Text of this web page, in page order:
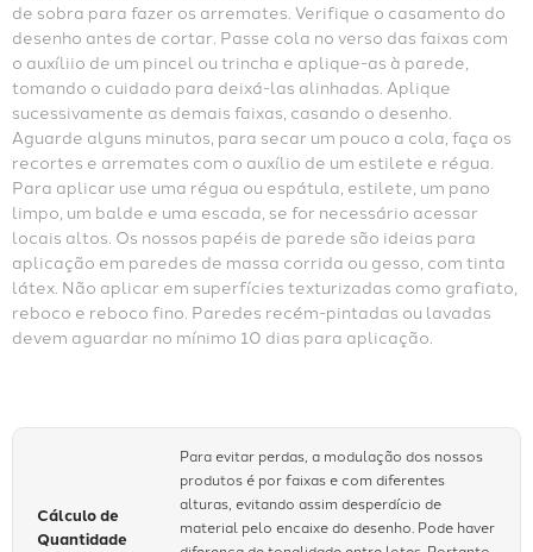
de sobra para fazer os arremates. Verifique o casamento do
desenho antes de cortar. Passe cola no verso das faixas com
o auxíliio de um pincel ou trincha e aplique-as à parede,
tomando o cuidado para deixá-las alinhadas. Aplique
sucessivamente as demais faixas, casando o desenho.
Aguarde alguns minutos, para secar um pouco a cola, faça os
recortes e arremates com o auxílio de um estilete e régua.
Para aplicar use uma régua ou espátula, estilete, um pano
limpo, um balde e uma escada, se for necessário acessar
locais altos. Os nossos papéis de parede são ideias para
aplicação em paredes de massa corrida ou gesso, com tinta
látex. Não aplicar em superfícies texturizadas como grafiato,
reboco e reboco fino. Paredes recém-pintadas ou lavadas
devem aguardar no mínimo 10 dias para aplicação.
Cálculo de
Quantidade
Para evitar perdas, a modulação dos nossos
produtos é por faixas e com diferentes
alturas, evitando assim desperdício de
material pelo encaixe do desenho. Pode haver